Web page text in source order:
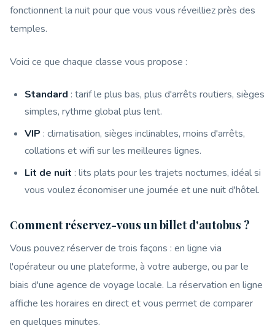
fonctionnent la nuit pour que vous vous réveilliez près des
temples.
Voici ce que chaque classe vous propose :
Standard : tarif le plus bas, plus d'arrêts routiers, sièges
simples, rythme global plus lent.
VIP : climatisation, sièges inclinables, moins d'arrêts,
collations et wifi sur les meilleures lignes.
Lit de nuit : lits plats pour les trajets nocturnes, idéal si
vous voulez économiser une journée et une nuit d'hôtel.
Comment réservez-vous un billet d'autobus ?
Vous pouvez réserver de trois façons : en ligne via
l'opérateur ou une plateforme, à votre auberge, ou par le
biais d'une agence de voyage locale. La réservation en ligne
affiche les horaires en direct et vous permet de comparer
en quelques minutes.